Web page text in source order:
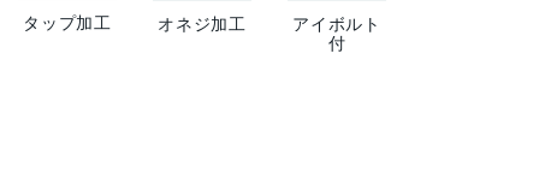
タップ加工 オネジ加工
アイボルト
付